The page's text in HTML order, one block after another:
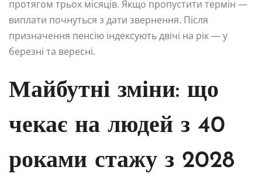
протягом трьох місяців. Якщо пропустити термін —
виплати почнуться з дати звернення. Після
призначення пенсію індексують двічі на рік — у
березні та вересні.
Майбутні зміни: що
чекає на людей з 40
роками стажу з 2028